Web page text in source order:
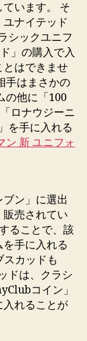
います。 そ
ナイテッド
シックユニフ
」の購入で入
はできませ
手はまさかの
の他に「100
ロナウジーニ
を手に入れる
ン 新 ユニフォ
ブン」に選出
売されてい
ることで、該
手に入れる
カッドも
ドは、クラシ
コイン」
入れることが